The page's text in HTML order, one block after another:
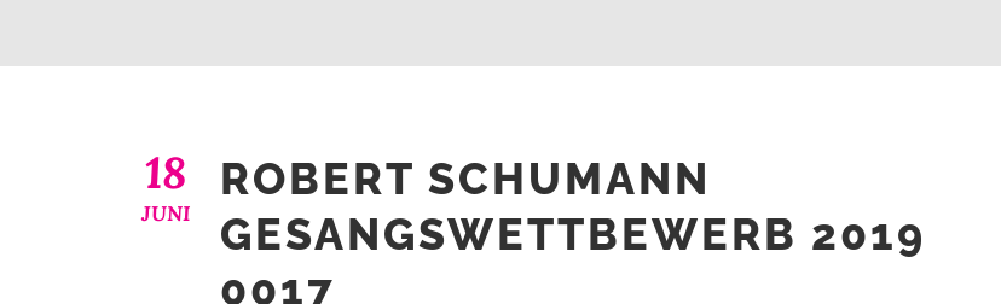
18
JUNI
ROBERT SCHUMANN
GESANGSWETTBEWERB 2019
0017